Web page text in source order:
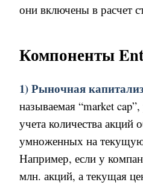
они включены в расчет
Компоненты
1) Рыночная
называемая “market cap”,
учета количества
умноженных на
Например, если у
млн. акций, а текущая